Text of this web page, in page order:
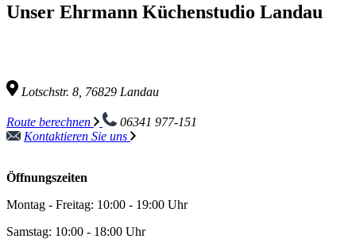
Unser Ehrmann Küchenstudio Landau
Lotschstr. 8, 76829 Landau
Route berechnen
06341 977-151
Kontaktieren Sie uns
Öffnungszeiten
Montag - Freitag: 10:00 - 19:00 Uhr
Samstag: 10:00 - 18:00 Uhr